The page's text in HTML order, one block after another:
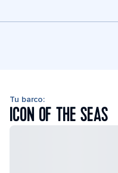
Tu barco:
ICON OF THE SEAS